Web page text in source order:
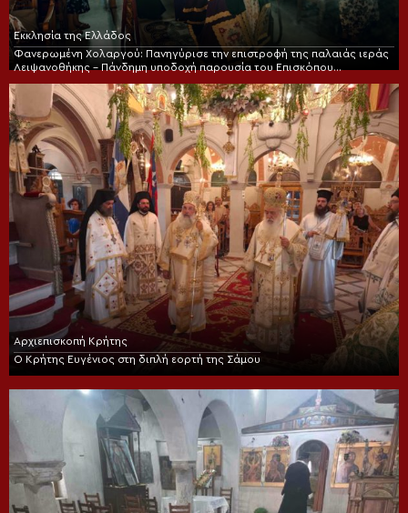
Εκκλησία της Ελλάδος
Φανερωμένη Χολαργού: Πανηγύρισε την επιστροφή της παλαιάς ιεράς
Λειψανοθήκης – Πάνδημη υποδοχή παρουσία του Επισκόπου
Αρχιεπισκοπή Κρήτης
Ο Κρήτης Ευγένιος στη διπλή εορτή της Σάμου